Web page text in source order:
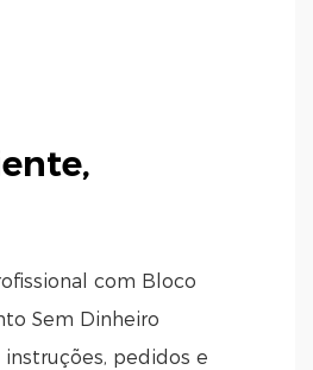
com Bloco
Sem Dinheiro
pedidos e